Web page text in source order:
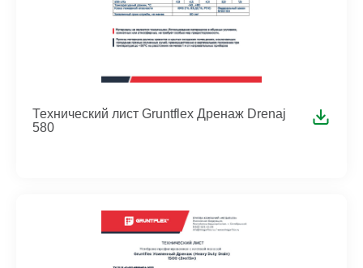
Технический лист Gruntflex Дренаж Drenaj
580